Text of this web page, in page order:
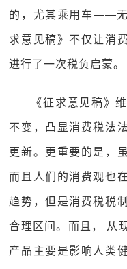
的，尤其乘用车——无
求意见稿》不仅让消
进行了一次税负启蒙。
《征求意见稿》
不变，凸显消费税法
更新。更重要的是，
而且人们的消费观也
趋势，但是消费税税
合理区间。而且， 从
产品主要是影响人类